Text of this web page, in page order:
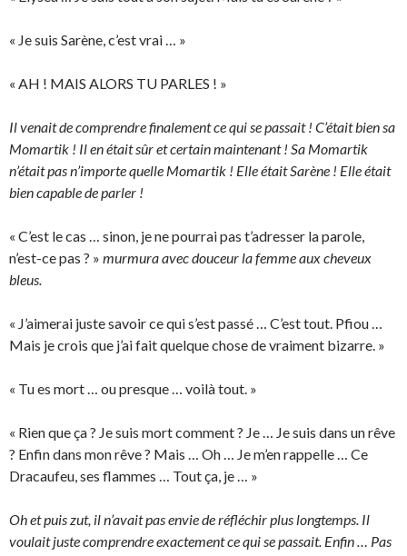
« Je suis Sarène, c’est vrai … »
« AH ! MAIS ALORS TU PARLES ! »
Il venait de comprendre finalement ce qui se passait ! C’était bien sa
Momartik ! Il en était sûr et certain maintenant ! Sa Momartik
n’était pas n’importe quelle Momartik ! Elle était Sarène ! Elle était
bien capable de parler !
« C’est le cas … sinon, je ne pourrai pas t’adresser la parole,
n’est-ce pas ? » murmura avec douceur la femme aux cheveux
bleus.
« J’aimerai juste savoir ce qui s’est passé … C’est tout. Pfiou …
Mais je crois que j’ai fait quelque chose de vraiment bizarre. »
« Tu es mort … ou presque … voilà tout. »
« Rien que ça ? Je suis mort comment ? Je … Je suis dans un rêve
? Enfin dans mon rêve ? Mais … Oh … Je m’en rappelle … Ce
Dracaufeu, ses flammes … Tout ça, je … »
Oh et puis zut, il n’avait pas envie de réfléchir plus longtemps. Il
voulait juste comprendre exactement ce qui se passait. Enfin … Pas